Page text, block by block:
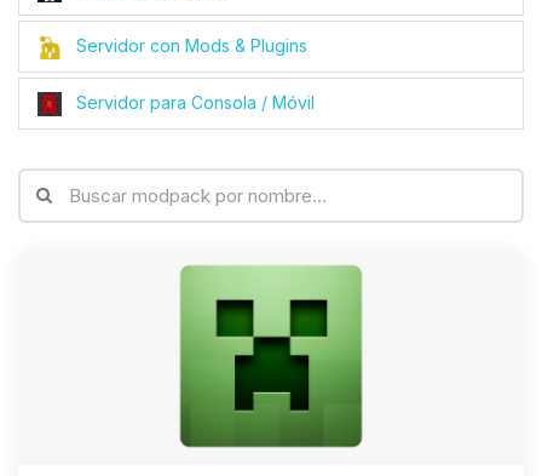
Servidor con Mods & Plugins
Servidor para Consola / Móvil